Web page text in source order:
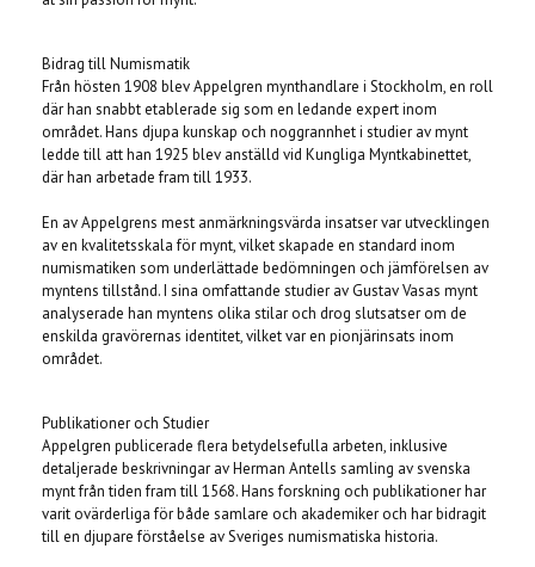
Bidrag till Numismatik
Från hösten 1908 blev Appelgren mynthandlare i Stockholm, en roll
där han snabbt etablerade sig som en ledande expert inom
området. Hans djupa kunskap och noggrannhet i studier av mynt
ledde till att han 1925 blev anställd vid Kungliga Myntkabinettet,
där han arbetade fram till 1933.
En av Appelgrens mest anmärkningsvärda insatser var utvecklingen
av en kvalitetsskala för mynt, vilket skapade en standard inom
numismatiken som underlättade bedömningen och jämförelsen av
myntens tillstånd. I sina omfattande studier av Gustav Vasas mynt
analyserade han myntens olika stilar och drog slutsatser om de
enskilda gravörernas identitet, vilket var en pionjärinsats inom
området.
Publikationer och Studier
Appelgren publicerade flera betydelsefulla arbeten, inklusive
detaljerade beskrivningar av Herman Antells samling av svenska
mynt från tiden fram till 1568. Hans forskning och publikationer har
varit ovärderliga för både samlare och akademiker och har bidragit
till en djupare förståelse av Sveriges numismatiska historia.